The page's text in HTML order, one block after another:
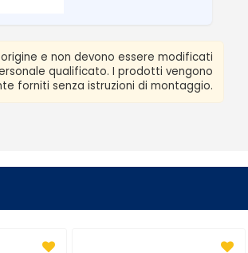
e non devono essere modificati
qualificato. I prodotti vengono
forniti senza istruzioni di montaggio.